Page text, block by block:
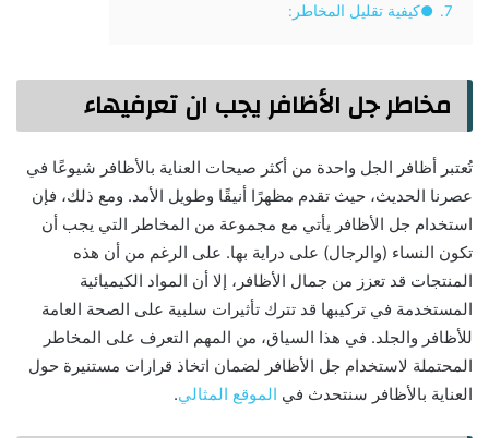
7.
●كيفية تقليل المخاطر:
مخاطر جل الأظافر يجب ان تعرفيهاء
تُعتبر أظافر الجل واحدة من أكثر صيحات العناية بالأظافر شيوعًا في
عصرنا الحديث، حيث تقدم مظهرًا أنيقًا وطويل الأمد. ومع ذلك، فإن
استخدام جل الأظافر يأتي مع مجموعة من المخاطر التي يجب أن
تكون النساء (والرجال) على دراية بها. على الرغم من أن هذه
المنتجات قد تعزز من جمال الأظافر، إلا أن المواد الكيميائية
المستخدمة في تركيبها قد تترك تأثيرات سلبية على الصحة العامة
للأظافر والجلد. في هذا السياق، من المهم التعرف على المخاطر
المحتملة لاستخدام جل الأظافر لضمان اتخاذ قرارات مستنيرة حول
العناية بالأظافر سنتحدث في الموقع المثالي.